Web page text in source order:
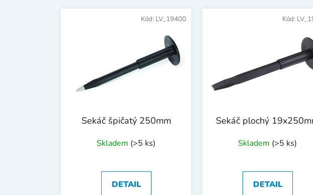
V
Sekáč špičatý 250mm
Skladem (>5 ks)
DETAIL
Kód: LV_19400
Sekáč plochý
Skladem (>5 ks)
DETAIL
Kód: